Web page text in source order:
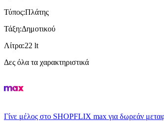
Τύπος:Πλάτης
Τάξη:Δημοτικού
Λίτρα:22 lt
Δες όλα τα χαρακτηριστικά
Γίνε μέλος στο SHOPFLIX max για δωρεάν